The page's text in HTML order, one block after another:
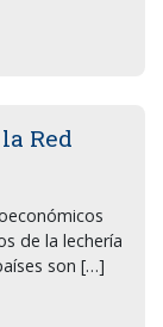
Red
de la lechería
son […]